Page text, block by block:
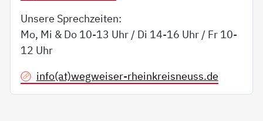
Unsere Sprechzeiten:
Mo, Mi & Do 10-13 Uhr / Di 14-16 Uhr / Fr 10-
12 Uhr
info(at)wegweiser-rheinkreisneuss.de